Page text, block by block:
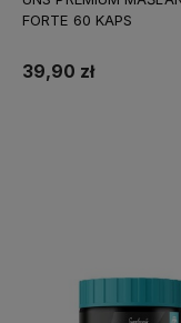
FORTE 60 KAPS
39,90 zł